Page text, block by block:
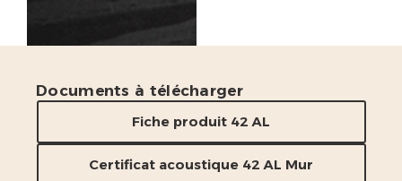
Documents à télécharger
Fiche produit 42 AL
Certificat acoustique 42 AL Mur